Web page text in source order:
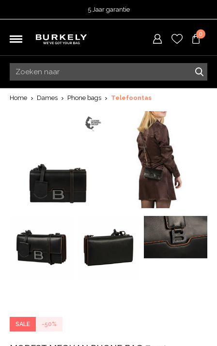
5 Jaar garantie
Besteld voor 15:00 = vandaag verzonden.
0
Home Dames Phone bags Telefoontas
SALE -50%